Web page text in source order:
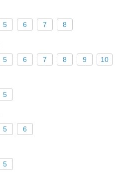
5 6 7 8
5 6 7 8 9 10
5
5 6
5